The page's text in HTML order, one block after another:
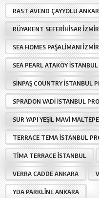
RAST AVEND ÇAYYOLU
RÜYAKENT SEFERIHISAR İZMIR
SEA HOMES PAŞALIMANI İZMIR
SEA PEARL ATAKÖY İSTANBUL
SINPAŞ COUNTRY İSTANBUL
SPRADON VADI İSTANBUL
SUR YAPI YEŞIL MAVI
TERRACE TEMA İSTANBUL
TIMA TERRACE İSTANBUL
VERRA CADDE ANKARA
YDA PARKLINE ANKARA